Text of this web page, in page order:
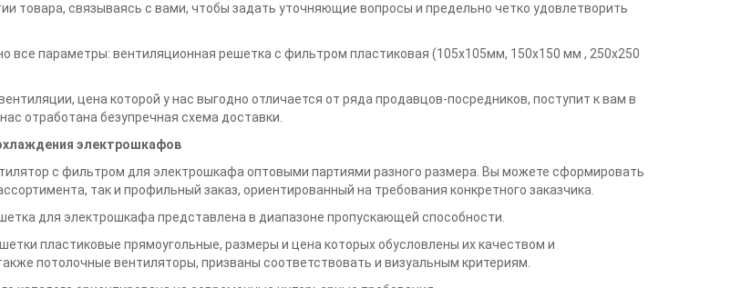
товара, связываясь с вами, чтобы задать уточняющие вопросы и предельно четко удовлетворить
все параметры: вентиляционная решетка с фильтром пластиковая (105х105мм, 150х150 мм , 250х250
цена которой у нас выгодно отличается от ряда продавцов-посредников, поступит к вам в
отработана безупречная схема доставки.
электрошкафов
с фильтром для электрошкафа оптовыми партиями разного размера. Вы можете сформировать
так и профильный заказ, ориентированный на требования конкретного заказчика.
для электрошкафа представлена в диапазоне пропускающей способности.
пластиковые прямоугольные, размеры и цена которых обусловлены их качеством и
потолочные вентиляторы, призваны соответствовать и визуальным критериям.